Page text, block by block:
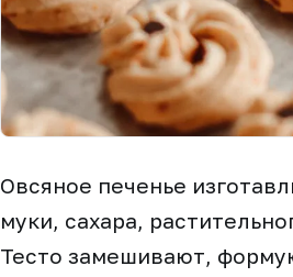
Овсяное печенье
муки, сахара,
Тесто замешивают,